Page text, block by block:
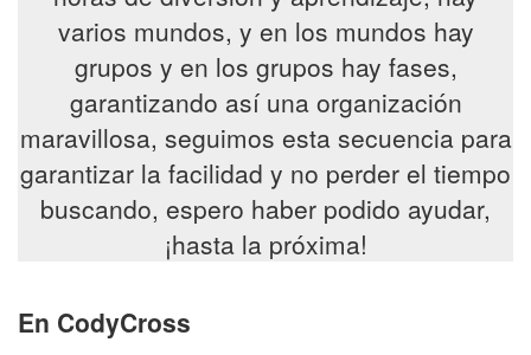
varios mundos, y en los mundos hay
grupos y en los grupos hay fases,
garantizando así una organización
maravillosa, seguimos esta secuencia para
garantizar la facilidad y no perder el tiempo
buscando, espero haber podido ayudar,
¡hasta la próxima!
En CodyCross